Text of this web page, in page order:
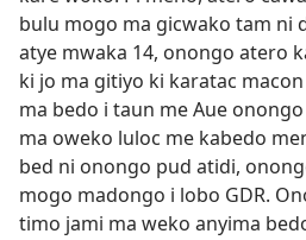
bulu mogo ma gicwako tam ni
atye mwaka 14, onongo atero
ki jo ma gitiyo ki karatac
ma bedo i taun me Aue
ma oweko luloc me kabedo
bed ni onongo pud atidi,
mogo madongo i lobo GDR.
timo jami ma weko anyima